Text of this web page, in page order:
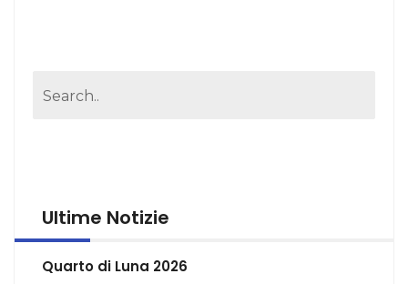
Ultime Notizie
Quarto di Luna 2026